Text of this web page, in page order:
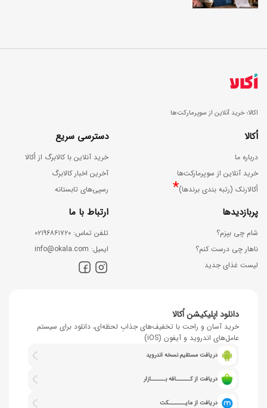
اکالا؛ خرید آنلاین از سوپرمارکت‌ها
اُکالا
درباره ما
خرید آنلاین از سوپرمارکت‌ها
اُکالارنک (رتبه بندی برندها)*
دسترسی سریع
خرید آنلاین با کالابرگ از اُکالا
آخرین اخبار کالابرگ
رسپی‌های تابستانه
پربازدیدها
شام چی بپزم؟
ناهار چی درست کنم؟
لیست غذای جدید
ارتباط با ما
ﺗﻠﻔﻦ ﺗﻤﺎس: ۰۲۱۹۶۸۶۱۷۲۰
اﯾﻤﯿﻞ: info@okala.com
دانلود اپلیکیشن اُکالا
خرید آسان و راحت با تخفیف‌های جذابِ لحظه‌ای، دانلود برای سیستم
عامل‌های اندروید و آیفون (iOS)
دریافت مستقیم نسخه اندروید
دریافت از کــــــافه بــــــازار
دریافت از مایـــــــکت